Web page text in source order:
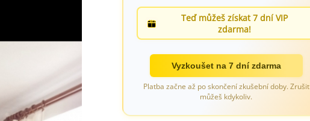
Teď můžeš získat 7 dní VIP
zdarma!
Vyzkoušet na 7 dní zdarma
Platba začne až po skončení zkušební doby. Zrušit
můžeš kdykoliv.